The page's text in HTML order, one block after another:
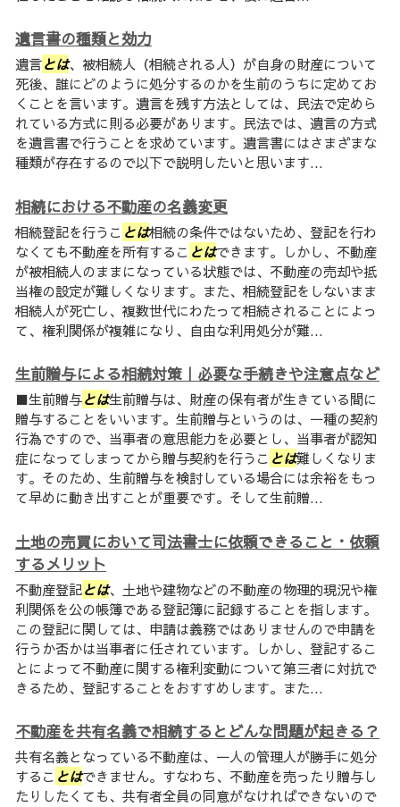
遺言書の種類と効力
遺言とは、被相続人（相続される人）が自身の財産について
死後、誰にどのように処分するのかを生前のうちに定めてお
くことを言います。遺言を残す方法としては、民法で定めら
れている方式に則る必要があります。民法では、遺言の方式
を遺言書で行うことを求めています。遺言書にはさまざまな
種類が存在するので以下で説明したいと思います...
相続における不動産の名義変更
相続登記を行うこ とは相続の条件ではないため、登記を行わ
なくても不動産を所有するこ とはできます。しかし、不動産
が被相続人のままになっている状態では、不動産の売却や抵
当権の設定が難しくなります。また、相続登記をしないまま
相続人が死亡し、複数世代にわたって相続されることによっ
て、権利関係が複雑になり、自由な利用処分が難...
生前贈与による相続対策｜必要な手続きや注意点など
■生前贈与とは生前贈与は、財産の保有者が生きている間に
贈与することをいいます。生前贈与というのは、一種の契約
行為ですので、当事者の意思能力を必要とし、当事者が認知
症になってしまってから贈与契約を行うこ とは難しくなりま
す。そのため、生前贈与を検討している場合には余裕をもっ
て早めに動き出すことが重要です。そして生前贈...
土地の売買において司法書士に依頼できること・依頼
するメリット
不動産登記とは、土地や建物などの不動産の物理的現況や権
利関係を公の帳簿である登記簿に記録することを指します。
この登記に関しては、申請は義務ではありませんので申請を
行うか否かは当事者に任されています。しかし、登記するこ
とによって不動産に関する権利変動について第三者に対抗で
きるため、登記することをおすすめします。また...
不動産を共有名義で相続するとどんな問題が起きる？
共有名義となっている不動産は、一人の管理人が勝手に処分
するこ とはできません。すなわち、不動産を売ったり贈与し
たりしたくても、共有者全員の同意がなければできないので